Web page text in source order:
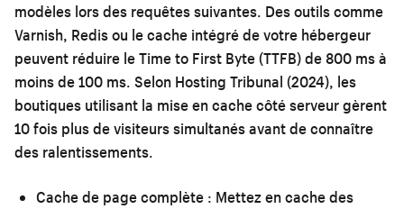
modèles lors des requêtes suivantes. Des outils comme
Varnish, Redis ou le cache intégré de votre hébergeur
peuvent réduire le Time to First Byte (TTFB) de 800 ms à
moins de 100 ms. Selon Hosting Tribunal (2024), les
boutiques utilisant la mise en cache côté serveur gèrent
10 fois plus de visiteurs simultanés avant de connaître
des ralentissements.
Cache de page complète : Mettez en cache des